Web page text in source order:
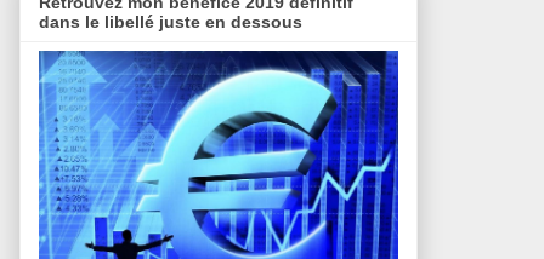
dans le libellé juste en dessous